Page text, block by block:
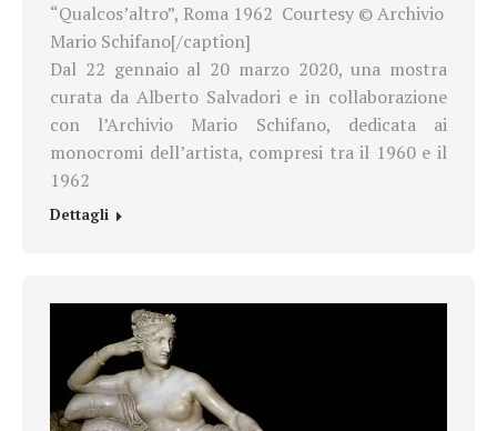
“Qualcos’altro”, Roma 1962 Courtesy © Archivio
Mario Schifano[/caption]
Dal 22 gennaio al 20 marzo 2020, una mostra
curata da Alberto Salvadori e in collaborazione
con l’Archivio Mario Schifano, dedicata ai
monocromi dell’artista, compresi tra il 1960 e il
1962
Dettagli